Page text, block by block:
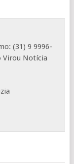
(31) 9 9996-
Virou Notícia